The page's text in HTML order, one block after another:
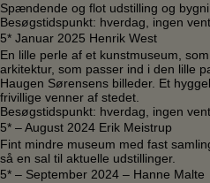
Spændende og flot udstilling og
Besøgstidspunkt: hverdag, ingen
5* Januar 2025 Henrik West
En lille perle af et kunstmuseum,
arkitektur, som passer ind i den lille
Haugen Sørensens billeder. Et
frivillige venner af stedet.
Besøgstidspunkt: hverdag, ingen
5* – August 2024 Erik Meistrup
Fint mindre museum med fast
så en sal til aktuelle udstillinger.
5* – September 2024 – Hanne Malte